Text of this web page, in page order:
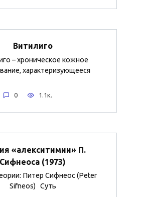
Витилиго
– хроническое кожное
характеризующееся
0 1.1к.
«алекситимии» П.
Сифнеоса (1973)
Питер Сифнеос (Peter
Sifneos) Суть